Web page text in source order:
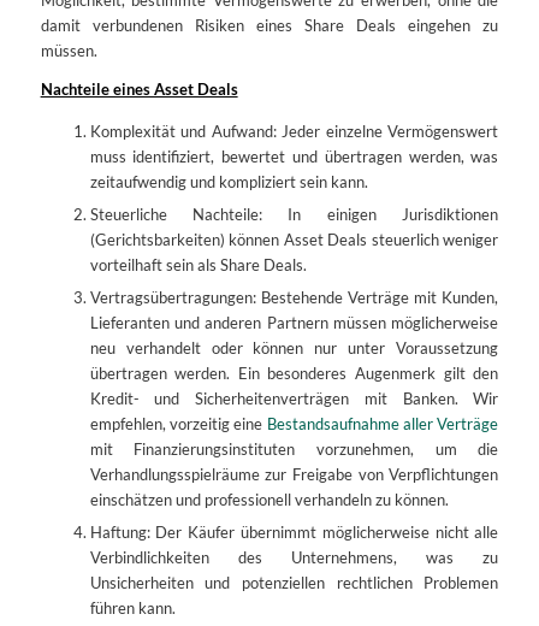
damit verbundenen Risiken eines Share Deals eingehen zu
müssen.
Nachteile eines Asset Deals
Komplexität und Aufwand: Jeder einzelne Vermögenswert
muss identifiziert, bewertet und übertragen werden, was
zeitaufwendig und kompliziert sein kann.
Steuerliche Nachteile: In einigen Jurisdiktionen
(Gerichtsbarkeiten) können Asset Deals steuerlich weniger
vorteilhaft sein als Share Deals.
Vertragsübertragungen: Bestehende Verträge mit Kunden,
Lieferanten und anderen Partnern müssen möglicherweise
neu verhandelt oder können nur unter Voraussetzung
übertragen werden. Ein besonderes Augenmerk gilt den
Kredit- und Sicherheitenverträgen mit Banken. Wir
empfehlen, vorzeitig eine Bestandsaufnahme aller Verträge
mit Finanzierungsinstituten vorzunehmen, um die
Verhandlungsspielräume zur Freigabe von Verpflichtungen
einschätzen und professionell verhandeln zu können.
Haftung: Der Käufer übernimmt möglicherweise nicht alle
Verbindlichkeiten des Unternehmens, was zu
Unsicherheiten und potenziellen rechtlichen Problemen
führen kann.